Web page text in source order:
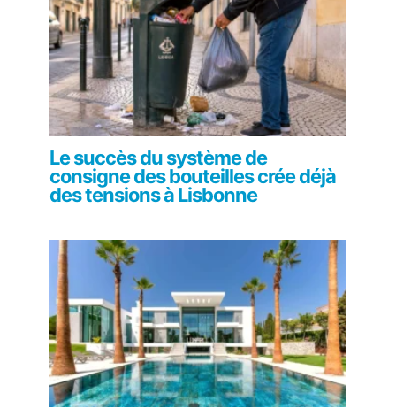
Le succès du système de
consigne des bouteilles crée déjà
des tensions à Lisbonne